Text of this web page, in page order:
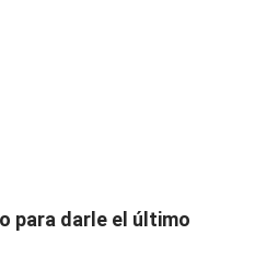
para darle el último